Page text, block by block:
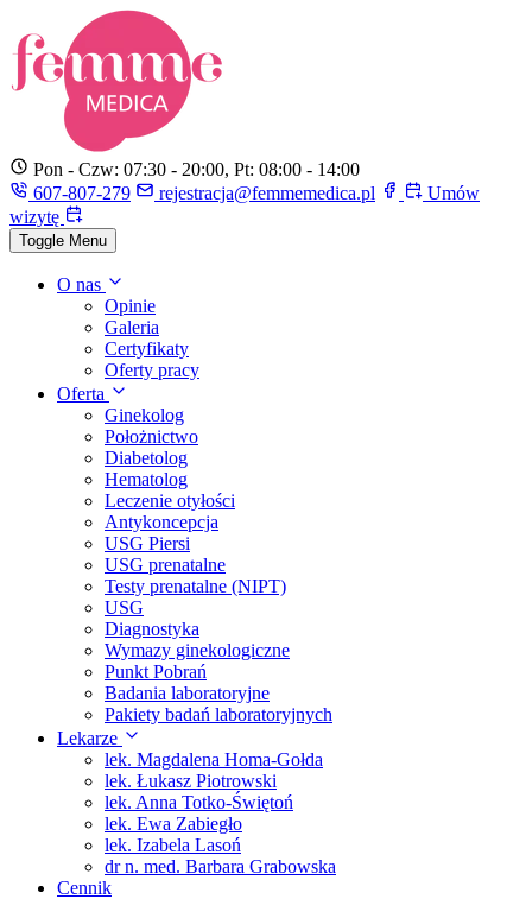
Pon - Czw: 07:30 - 20:00, Pt: 08:00 - 14:00
607-807-279
rejestracja@femmemedica.pl
Umów
wizytę
Toggle Menu
O nas
Opinie
Galeria
Certyfikaty
Oferty pracy
Oferta
Ginekolog
Położnictwo
Diabetolog
Hematolog
Leczenie otyłości
Antykoncepcja
USG Piersi
USG prenatalne
Testy prenatalne (NIPT)
USG
Diagnostyka
Wymazy ginekologiczne
Punkt Pobrań
Badania laboratoryjne
Pakiety badań laboratoryjnych
Lekarze
lek. Magdalena Homa-Gołda
lek. Łukasz Piotrowski
lek. Anna Totko-Świętoń
lek. Ewa Zabiegło
lek. Izabela Lasoń
dr n. med. Barbara Grabowska
Cennik